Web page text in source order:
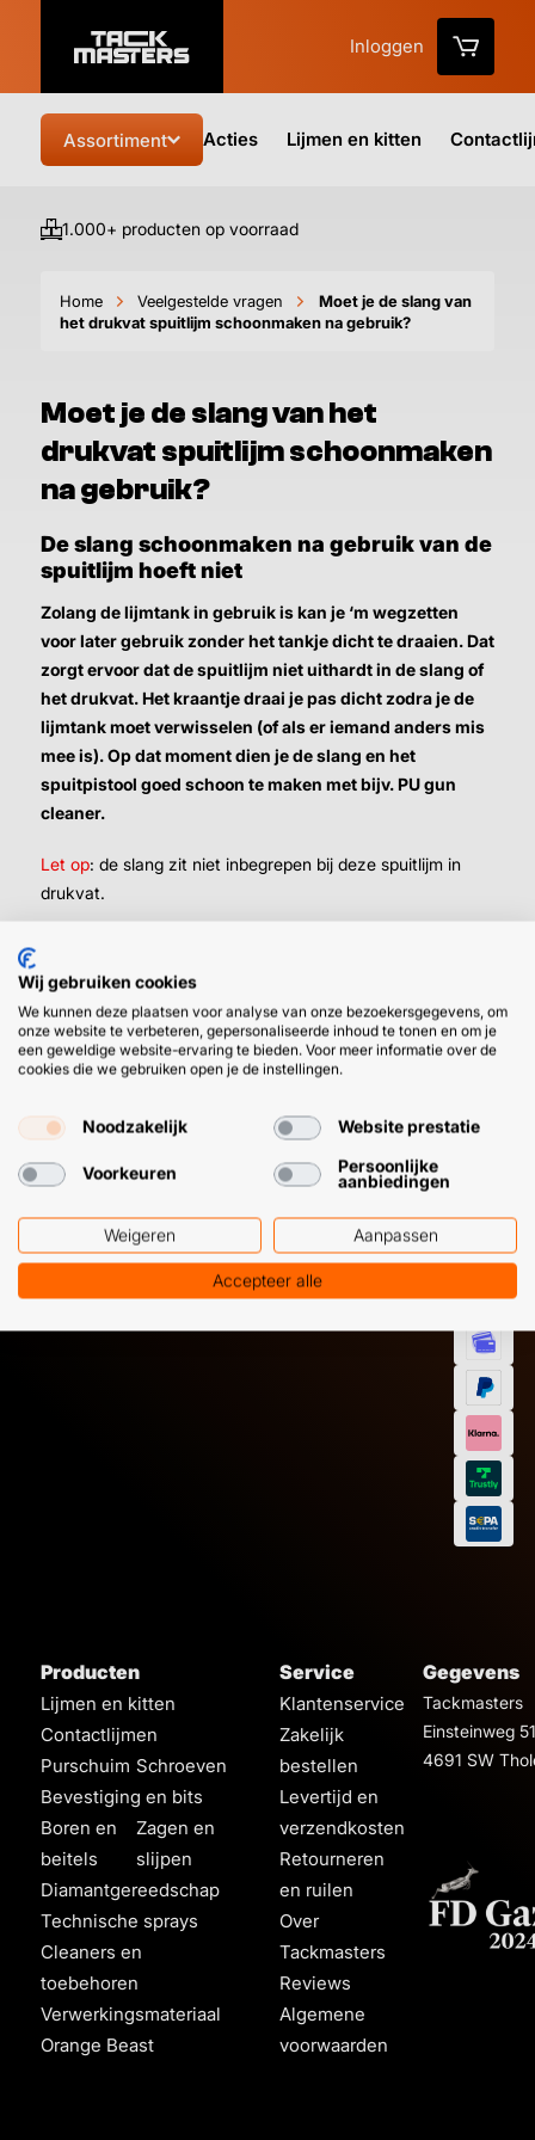
Inloggen
Assortiment Acties Lijmen en kitten
1.000+ producten op voorraad
Home Veelgestelde vragen
Moet je de slang van
het drukvat spuitlijm schoonmaken na gebruik?
Moet je de slang van het
drukvat spuitlijm schoonmaken
na gebruik?
De slang schoonmaken na gebruik van de
spuitlijm hoeft niet
Zolang de lijmtank in gebruik is kan je ‘m wegzetten
voor later gebruik zonder het tankje dicht te draaien. Dat
zorgt ervoor dat de spuitlijm niet uithardt in de slang of
het drukvat. Het kraantje draai je pas dicht zodra je de
lijmtank moet verwisselen (of als er iemand anders mis
mee is). Op dat moment dien je de slang en het
spuitpistool goed schoon te maken met bijv. PU gun
cleaner.
Let op: de slang zit niet inbegrepen bij deze spuitlijm in
drukvat.
+31 (0) 85 303
WhatsApp
+31 (0) 6 11
EN SNEL
Producten
Lijmen en kitten
Contactlijmen
Purschuim Schroeven
Bevestiging en bits
Boren en
beitels
Zagen en
slijpen
Diamantgereedschap
Technische sprays
Cleaners en
toebehoren
Verwerkingsmateriaal
Orange Beast
Service
Klantenservice
Zakelijk
bestellen
Levertijd en
verzendkosten
Retourneren
en ruilen
Over
Tackmasters
Reviews
Algemene
voorwaarden
Gegevens
Tackmasters
Einsteinweg 51
4691 SW
Wij gebruiken cookies
We kunnen deze plaatsen voor analyse van onze bezoekersgegevens, om
onze website te verbeteren, gepersonaliseerde inhoud te tonen en om je
een geweldige website-ervaring te bieden. Voor meer informatie over de
cookies die we gebruiken open je de instellingen.
Noodzakelijk Website prestatie
Voorkeuren
Persoonlijke
aanbiedingen
Weigeren Aanpassen
Accepteer alle